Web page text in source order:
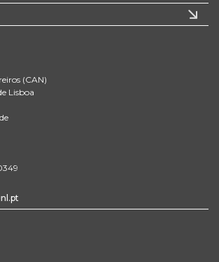
(CAN)
Lisboa